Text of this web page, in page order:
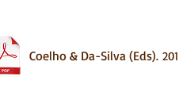
Coelho & Da-Silva (Eds).